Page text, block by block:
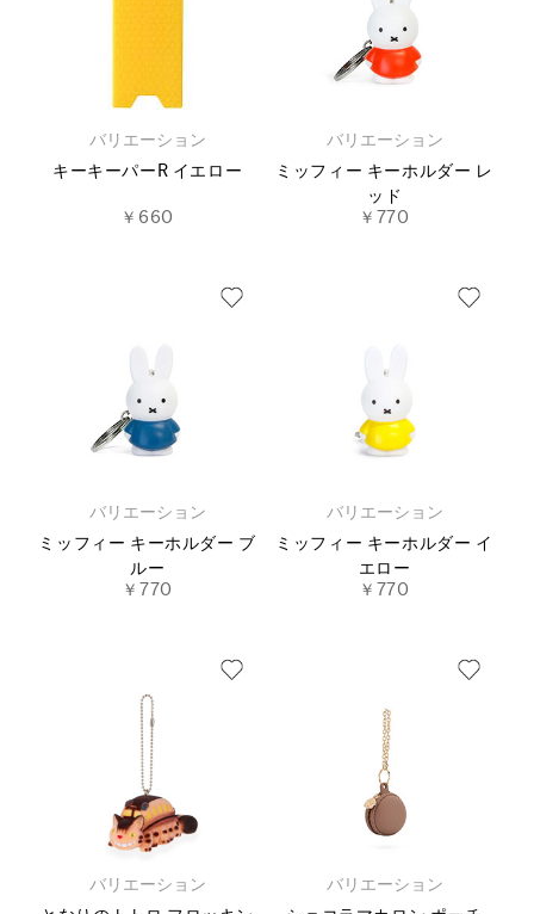
バリエーション
キーキーパーR イエロー
￥660
バリエーション
ミッフィー キーホルダー レ
ッド
￥770
バリエーション
ミッフィー キーホルダー ブ
ルー
￥770
バリエーション
ミッフィー キーホルダー イ
エロー
￥770
バリエーション
バリエーション